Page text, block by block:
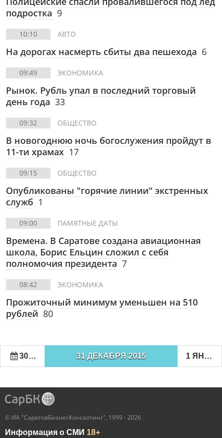
подростка 9
10:10 АВТО
На дорогах насмерть сбиты два пешехода 6
09:49 ЭКОНОМИКА
Рынок. Рубль упал в последний торговый
день года 33
09:32 ОБЩЕСТВО
В новогоднюю ночь богослужения пройдут в
11-ти храмах 17
09:15 ОБЩЕСТВО
Опубликованы "горячие линии" экстренных
служб 1
09:00 ПАМЯТНЫЕ ДАТЫ
Времена. В Саратове создана авиационная
школа, Борис Ельцин сложил с себя
полномочия президента 7
08:42 ЭКОНОМИКА
Прожиточный минимум уменьшен на 510
рублей 80
30 ДЕКАБРЯ 2015 31 ДЕКАБРЯ 2015 1 ЯНВАРЯ 2016
© ИА "СаратовБизнесКонсалтинг", 1999 - 2026
Информация о СМИ 18+